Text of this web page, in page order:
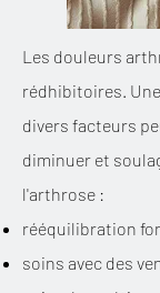
Les douleurs
rédhibitoires.​
divers facteurs
diminuer et
l'arthrose :
rééquilibration
soins avec des